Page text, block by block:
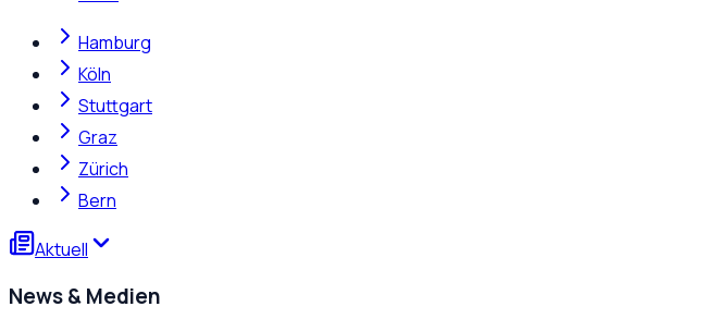
Hamburg
Köln
Stuttgart
Graz
Zürich
Bern
Aktuell
News & Medien